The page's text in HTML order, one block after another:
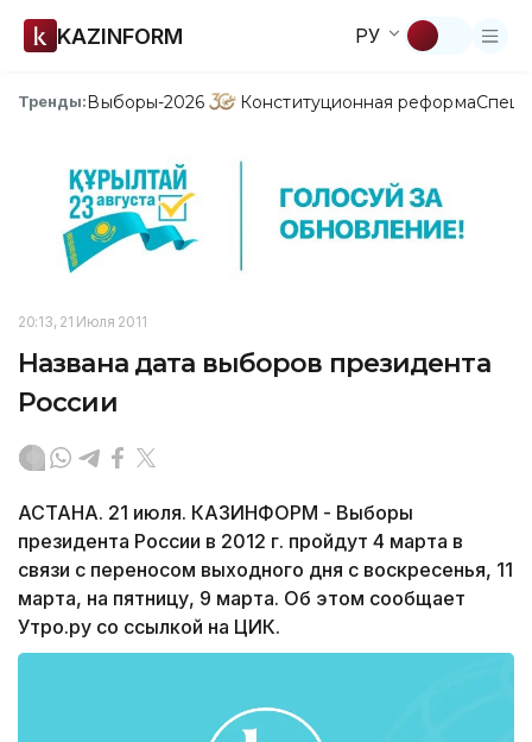
KAZINFORM РУ
Тренды:Выборы-2026 Конституционная реформа
20:13, 21 Июля 2011
Названа дата выборов президента
России
АСТАНА. 21 июля. КАЗИНФОРМ - Выборы
президента России в 2012 г. пройдут 4 марта в
связи с переносом выходного дня с воскресенья, 11
марта, на пятницу, 9 марта. Об этом сообщает
Утро.ру со ссылкой на ЦИК.